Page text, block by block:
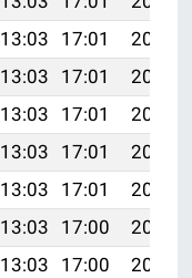
13:03 17:01
20:29
13:03 17:01
20:28
13:03 17:01
20:27
13:03 17:01
20:26
13:03 17:01
20:26
13:03 17:00
20:25
13:03 17:00
20:24